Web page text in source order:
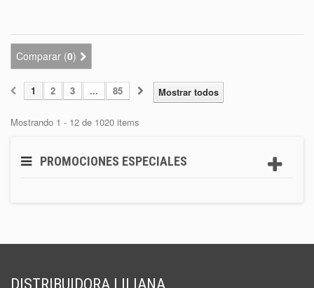
Comparar (0)
Mostrar todos
1 2 3 ... 85
Mostrando 1 - 12 de 1020 items
PROMOCIONES ESPECIALES
DISTRIBUIDORA LILIANA